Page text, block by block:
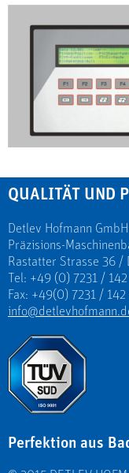
QUALITÄT UND
Detlev Hofmann GmbH
Präzisions-
Rastatter Strasse 36 /
Tel: +49 (0) 7231 /
Fax: +49(0) 7231 /
Perfektion aus